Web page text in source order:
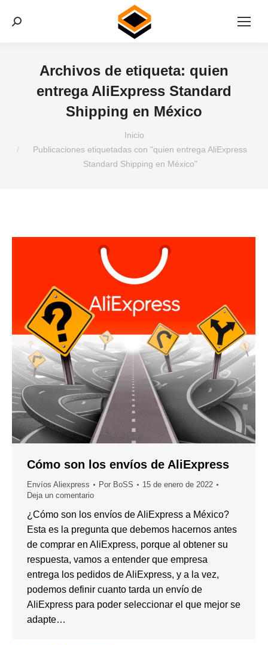
Buscar:
Archivos de etiqueta: quien
entrega AliExpress Standard
Shipping en México
Inicio
Publicaciones etiquetadas con "quien entrega AliExpress
Standard Shipping en México"
Cómo son los envíos de AliExpress
Envíos Aliexpress Por BoSS
15 de enero de 2022
Deja un comentario
¿Cómo son los envíos de AliExpress a México?
Esta es la pregunta que debemos hacernos antes
de comprar en AliExpress, porque al obtener su
respuesta, vamos a entender que empresa
entrega los pedidos de AliExpress, y a la vez,
podemos definir cuanto tarda un envío de
AliExpress para poder seleccionar el que mejor se
adapte…